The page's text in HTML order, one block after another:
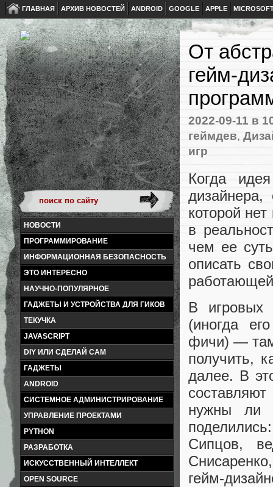
ГЛАВНАЯ АРХИВ НОВОСТЕЙ ANDROID GOOGLE APPLE
НОВОСТИ
ПРОГРАММИРОВАНИЕ
ИНФОРМАЦИОННАЯ БЕЗОПАСНОСТЬ
ЭТО ИНТЕРЕСНО
НАУЧНО-ПОПУЛЯРНОЕ
ГАДЖЕТЫ И УСТРОЙСТВА ДЛЯ ГИКОВ
ТЕКУЧКА
JAVASCRIPT
DIY ИЛИ СДЕЛАЙ САМ
ГАДЖЕТЫ
ANDROID
СИСТЕМНОЕ АДМИНИСТРИРОВАНИЕ
УПРАВЛЕНИЕ ПРОЕКТАМИ
PYTHON
РАЗРАБОТКА
ИСКУССТВЕННЫЙ ИНТЕЛЛЕКТ
OPEN SOURCE
От
гейм-
2022-09-11 в
геймдев,
игр
Когда
которой
в
чем ее
описать
В игровых
(иногда
фичи) — там
получить,
далее. В
нужны ли
Сипцов,
гейм-